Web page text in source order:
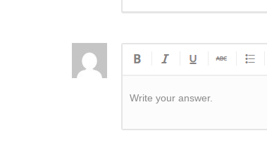
Write your answer.